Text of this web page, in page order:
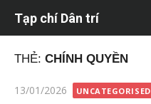
dung
Tạp chí Dân trí
THẺ: CHÍNH QUYỀN
Đăng
13/01/2026 UNCATEGORISED